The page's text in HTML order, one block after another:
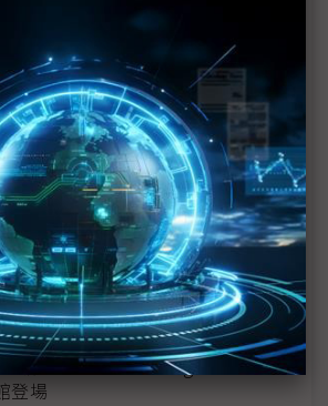
運算市場 COMPUTEX三大主軸展
擴大 威鋒USB4裝置晶片掌握先行
展InnoVEX
亞洲強化國際供應量能
磁吸風扇，開啟卓越電腦體驗
宇瞻「Drive The Change」VIP專屬
登場